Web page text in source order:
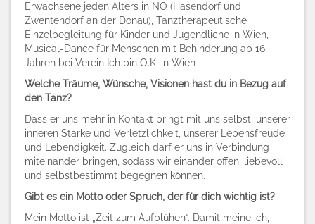
Erwachsene jeden Alters in NÖ (Hasendorf und
Zwentendorf an der Donau), Tanztherapeutische
Einzelbegleitung für Kinder und Jugendliche in Wien,
Musical-Dance für Menschen mit Behinderung ab 16
Jahren bei Verein Ich bin O.K. in Wien
Welche Träume, Wünsche, Visionen hast du in Bezug auf
den Tanz?
Dass er uns mehr in Kontakt bringt mit uns selbst, unserer
inneren Stärke und Verletzlichkeit, unserer Lebensfreude
und Lebendigkeit. Zugleich darf er uns in Verbindung
miteinander bringen, sodass wir einander offen, liebevoll
und selbstbestimmt begegnen können.
Gibt es ein Motto oder Spruch, der für dich wichtig ist?
Mein Motto ist „Zeit zum Aufblühen“. Damit meine ich,